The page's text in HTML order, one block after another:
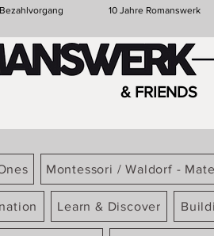
10 Jahre Romanswerk
& FRIENDS
Montessori / Waldorf -
Learn & Discover